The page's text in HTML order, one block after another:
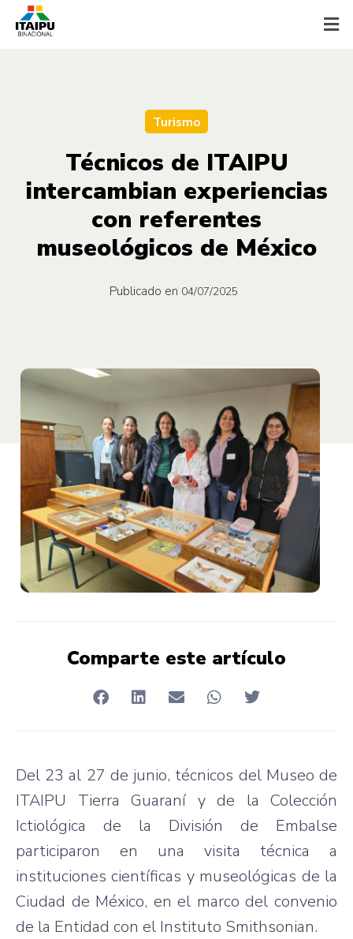
Turismo
Técnicos de ITAIPU
intercambian experiencias
con referentes
museológicos de México
Publicado en 04/07/2025
Comparte este artículo
Del 23 al 27 de junio, técnicos del Museo de
ITAIPU Tierra Guaraní y de la Colección
Ictiológica de la División de Embalse
participaron en una visita técnica a
instituciones científicas y museológicas de la
Ciudad de México, en el marco del convenio
de la Entidad con el Instituto Smithsonian.